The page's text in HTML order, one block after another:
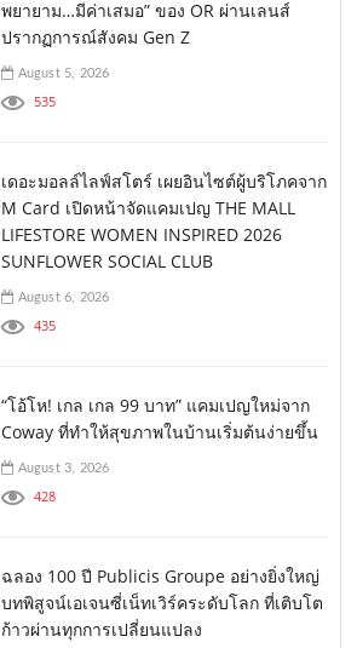
พยายาม…มีค่าเสมอ” ของ OR ผ่านเลนส์
ปรากฏการณ์สังคม Gen Z
August 5, 2026
535
เดอะมอลล์ไลฟ์สโตร์ เผยอินไซต์ผู้บริโภคจาก
M Card เปิดหน้าจัดแคมเปญ THE MALL
LIFESTORE WOMEN INSPIRED 2026
SUNFLOWER SOCIAL CLUB
August 6, 2026
435
“โอ้โห! เกล เกล 99 บาท” แคมเปญใหม่จาก
Coway ที่ทำให้สุขภาพในบ้านเริ่มต้นง่ายขึ้น
August 3, 2026
428
ฉลอง 100 ปี Publicis Groupe อย่างยิ่งใหญ่
บทพิสูจน์เอเจนซี่เน็ทเวิร์คระดับโลก ที่เติบโต
ก้าวผ่านทุกการเปลี่ยนแปลง